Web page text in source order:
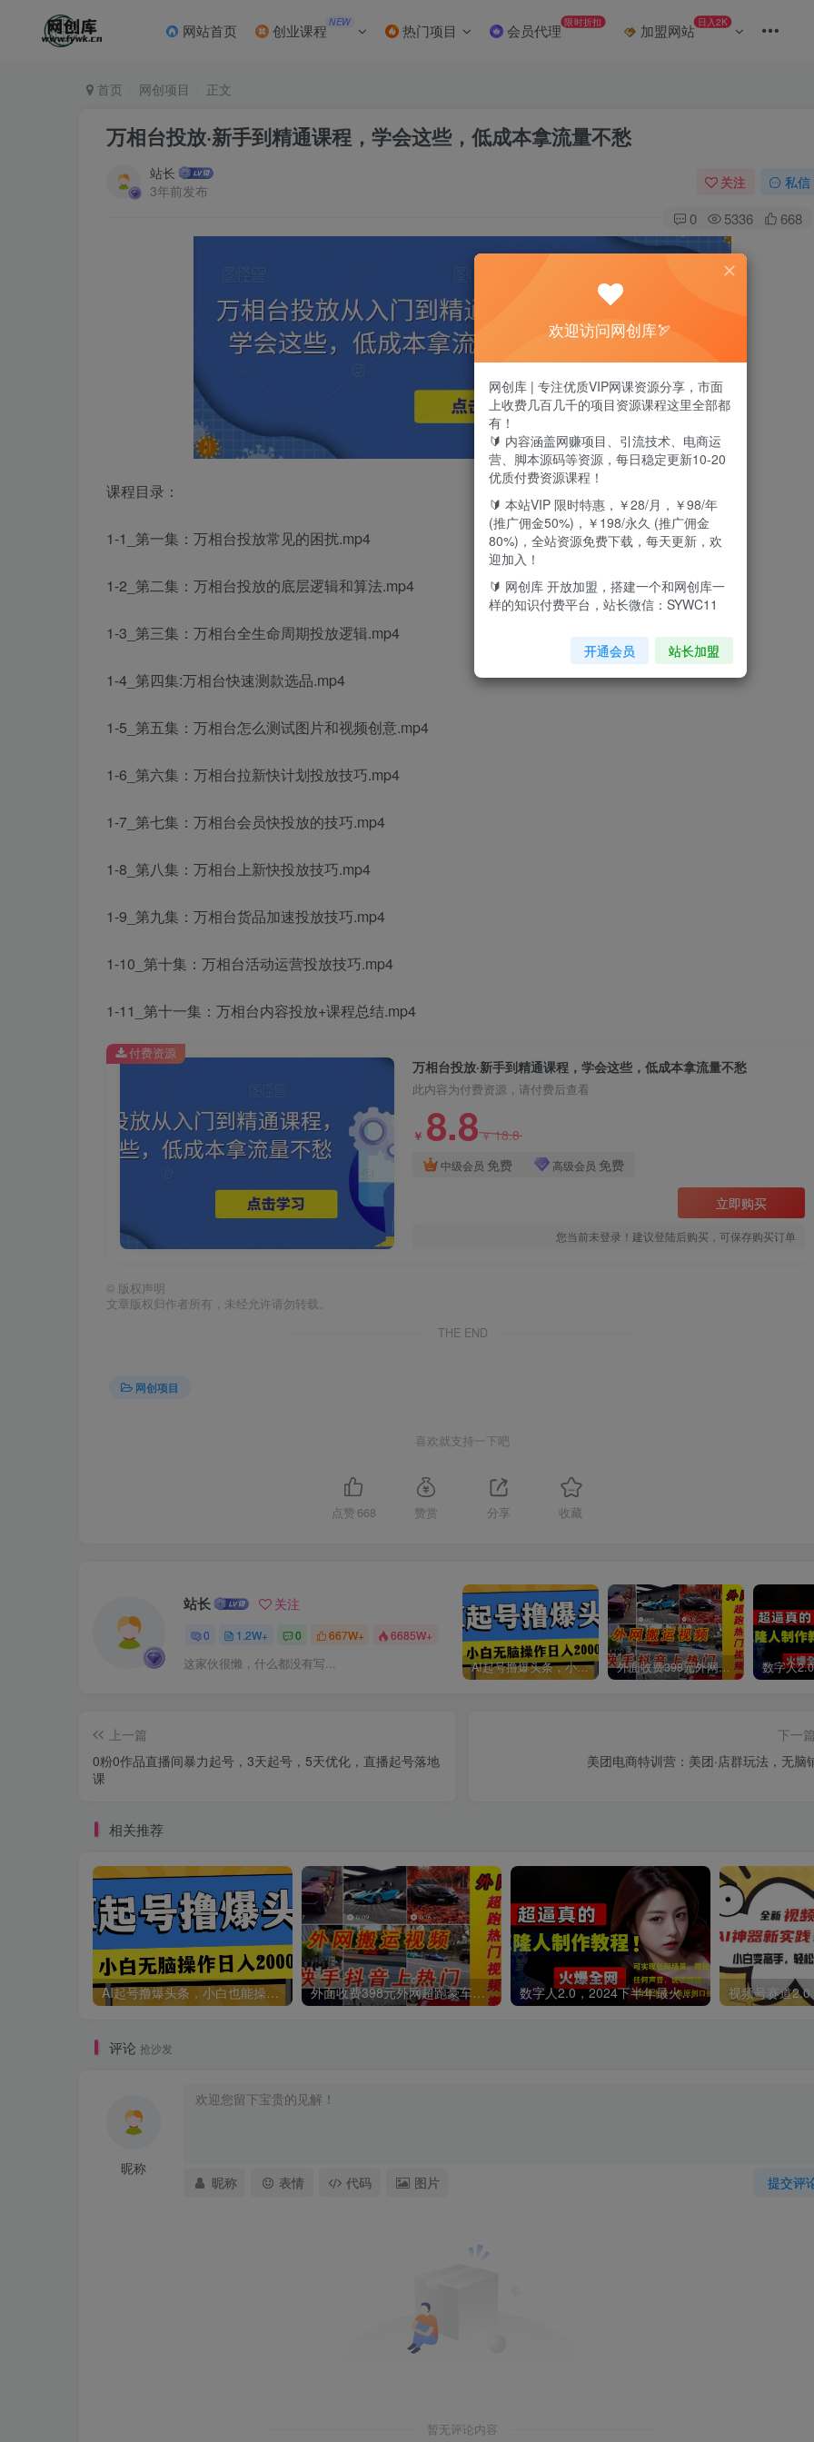
网站首页 创业课程 NEW 热门项目 会员代理 限时折扣 加盟网站 日入2K
首页 网创项目 正文
万相台投放·新手到精通课程，学会这些，低成本拿流量不愁
站长
3年前发布
关注 私信
0 5336 668
课程目录：
1-1_第一集：万相台投放常见的困扰.mp4
1-2_第二集：万相台投放的底层逻辑和算法.mp4
1-3_第三集：万相台全生命周期投放逻辑.mp4
1-4_第四集:万相台快速测款选品.mp4
1-5_第五集：万相台怎么测试图片和视频创意.mp4
1-6_第六集：万相台拉新快计划投放技巧.mp4
1-7_第七集：万相台会员快投放的技巧.mp4
1-8_第八集：万相台上新快投放技巧.mp4
1-9_第九集：万相台货品加速投放技巧.mp4
1-10_第十集：万相台活动运营投放技巧.mp4
1-11_第十一集：万相台内容投放+课程总结.mp4
万相台投放·新手到精通课程，学会这些，低成本拿流量不愁
此内容为付费资源，请付费后查看
￥ 8.8￥18.8
中级会员 免费 高级会员 免费
立即购买
您当前未登录！建议登陆后购买，可保存购买订单
付费资源
© 版权声明
文章版权归作者所有，未经允许请勿转载。
THE END
网创项目
喜欢就支持一下吧
点赞 668 赞赏 分享 收藏
站长 关注
0 1.2W+ 0 667W+ 6685W+
这家伙很懒，什么都没有写... AI起号撸爆头条，小白也能操作，日入2000+ 外面收费398元外网超跑豪车汽车视频搬运至快手抖音上热门项目
上一篇
0粉0作品直播间暴力起号，3天起号，5天优化，直播起号落地
课
下一
美团电商特训营：美团·店群玩法，无脑
相关推荐
AI起号撸爆头条，小白也能操作，日入2000+ 外面收费398元外网超跑豪车汽车视频搬运至快手抖音上热门项目 数字人2.0，2024下半年最火项目，无限免费生成视频，可实现任何场景，用任何形象，任何声音，说任何话，5分钟生成一条原创口播视频。
评论 抢沙发
昵称
提交评
昵称 表情 代码 图片
暂无评论内容
欢迎访问网创库🏹
网创库 | 专注优质VIP网课资源分享，市面
上收费几百几千的项目资源课程这里全部都
有！
🔰 内容涵盖网赚项目、引流技术、电商运
营、脚本源码等资源，每日稳定更新10-20
优质付费资源课程！
🔰 本站VIP 限时特惠，￥28/月，￥98/年
(推广佣金50%)，￥198/永久 (推广佣金
80%)，全站资源免费下载，每天更新，欢
迎加入！
🔰 网创库 开放加盟，搭建一个和网创库一
样的知识付费平台，站长微信：SYWC11
开通会员 站长加盟